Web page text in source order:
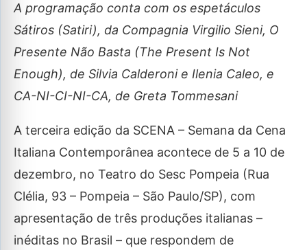
A programação conta com os espetáculos
Sátiros (Satiri), da Compagnia Virgilio Sieni, O
Presente Não Basta (The Present Is Not
Enough), de Silvia Calderoni e Ilenia Caleo, e
CA-NI-CI-NI-CA, de Greta Tommesani
A terceira edição da SCENA – Semana da Cena
Italiana Contemporânea acontece de 5 a 10 de
dezembro, no Teatro do Sesc Pompeia (Rua
Clélia, 93 – Pompeia – São Paulo/SP), com
apresentação de três produções italianas –
inéditas no Brasil – que respondem de